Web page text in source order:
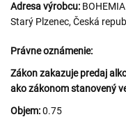
Adresa výrobcu:
Starý Plzenec, Česká
Právne oznámenie:
Zákon zakazuje predaj
ako zákonom stanovený
Objem:0.75